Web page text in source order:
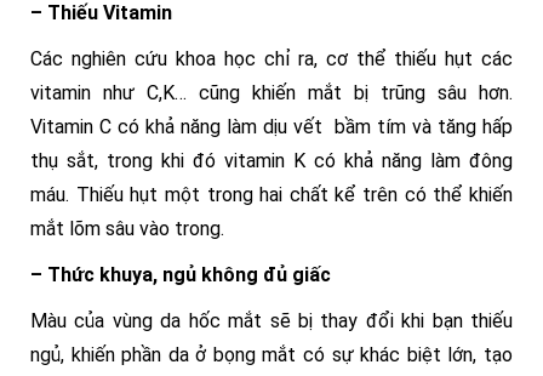
– Thiếu Vitamin
Các nghiên cứu khoa học chỉ ra, cơ thể thiếu hụt các
vitamin như C,K… cũng khiến mắt bị trũng sâu hơn.
Vitamin C có khả năng làm dịu vết bầm tím và tăng hấp
thụ sắt, trong khi đó vitamin K có khả năng làm đông
máu. Thiếu hụt một trong hai chất kể trên có thể khiến
mắt lõm sâu vào trong.
– Thức khuya, ngủ không đủ giấc
Màu của vùng da hốc mắt sẽ bị thay đổi khi bạn thiếu
ngủ, khiến phần da ở bọng mắt có sự khác biệt lớn, tạo